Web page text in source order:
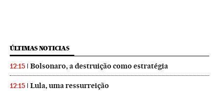
ÚLTIMAS NOTICIAS
12:15 Bolsonaro, a destruição como estratégia
12:15 Lula, uma ressurreição